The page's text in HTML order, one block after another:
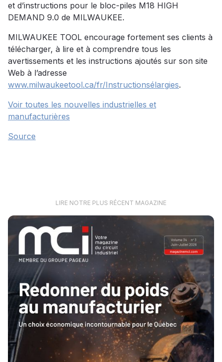
et d’instructions pour le bloc-piles M18 HIGH
DEMAND 9.0 de MILWAUKEE.
MILWAUKEE TOOL encourage fortement ses clients à
télécharger, à lire et à comprendre tous les
avertissements et les instructions ajoutés sur son site
Web à l’adresse
www.milwaukeetool.ca/fr/Instructionsélargies.
Voir toutes les nouvelles industrielles et
manufacturières
Source
LIRE NOTRE PLUS RÉCENT MAGAZINE